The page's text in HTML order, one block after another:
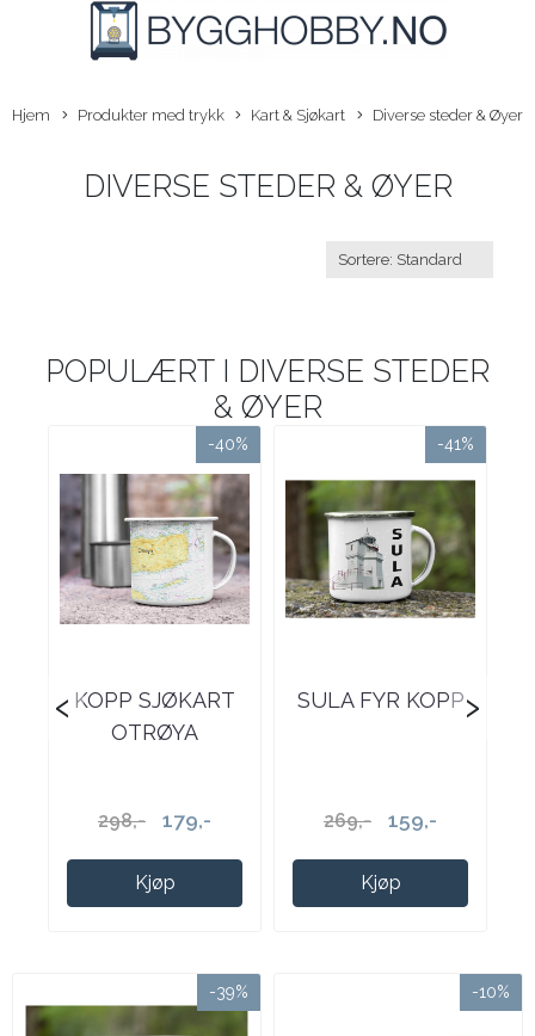
Hjem Produkter med trykk Kart & Sjøkart Diverse steder & Øyer
DIVERSE STEDER & ØYER
POPULÆRT I DIVERSE STEDER
& ØYER
-40%
KOPP SJØKART
OTRØYA
298,- 179,-
Kjøp
-41%
SULA FYR KOPP
269,- 159,-
Kjøp
‹ ›
-39% -10%